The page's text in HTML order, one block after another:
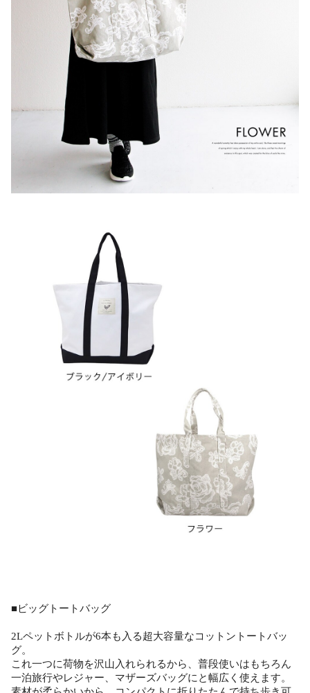
■ビッグトートバッグ
2Lペットボトルが6本も入る超大容量なコットントートバッ
グ。
これ一つに荷物を沢山入れられるから、普段使いはもちろん
一泊旅行やレジャー、マザーズバッグにと幅広く使えます。